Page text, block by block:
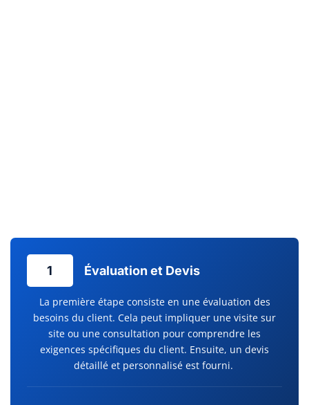
1 Évaluation et Devis
La première étape consiste en une évaluation des
besoins du client. Cela peut impliquer une visite sur
site ou une consultation pour comprendre les
exigences spécifiques du client. Ensuite, un devis
détaillé et personnalisé est fourni.